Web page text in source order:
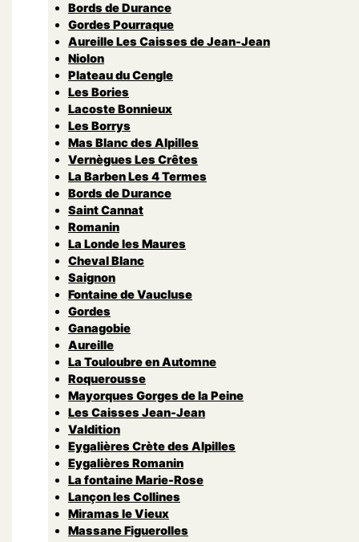
Bords de Durance
Gordes Pourraque
Aureille Les Caisses de Jean-Jean
Niolon
Plateau du Cengle
Les Bories
Lacoste Bonnieux
Les Borrys
Mas Blanc des Alpilles
Vernègues Les Crêtes
La Barben Les 4 Termes
Bords de Durance
Saint Cannat
Romanin
La Londe les Maures
Cheval Blanc
Saignon
Fontaine de Vaucluse
Gordes
Ganagobie
Aureille
La Touloubre en Automne
Roquerousse
Mayorques Gorges de la Peine
Les Caisses Jean-Jean
Valdition
Eygalières Crète des Alpilles
Eygalières Romanin
La fontaine Marie-Rose
Lançon les Collines
Miramas le Vieux
Massane Figuerolles